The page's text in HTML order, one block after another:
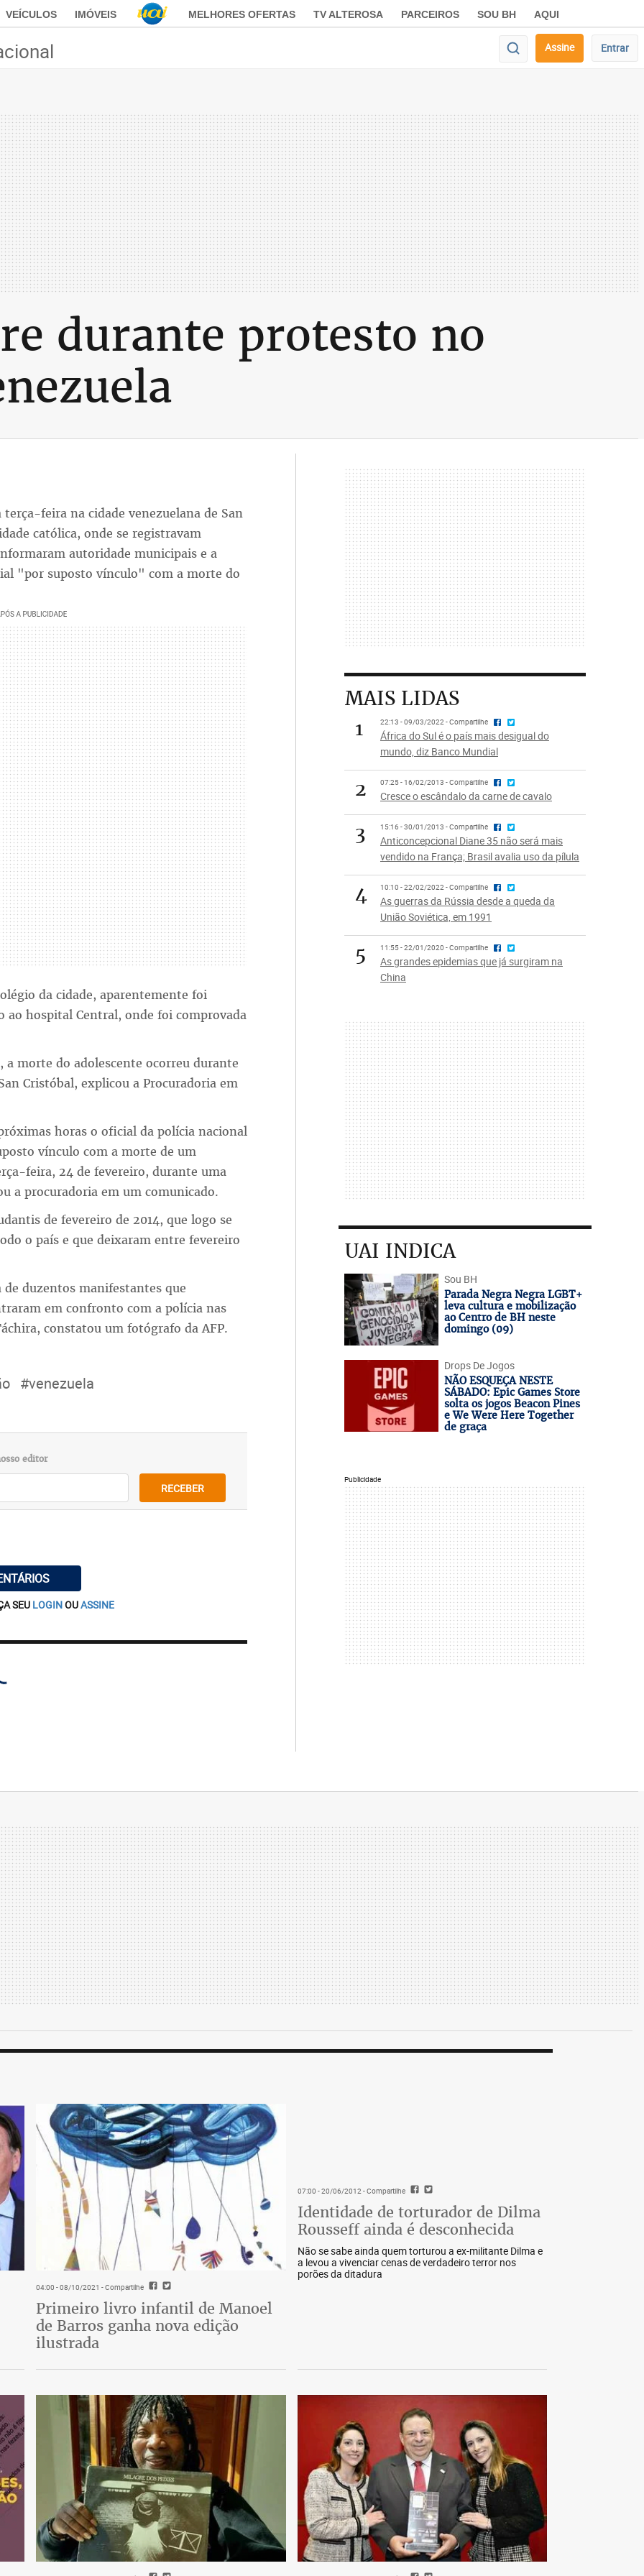
VEÍCULOS IMÓVEIS MELHORES OFERTAS TV ALTEROSA PARCEIROS SOU BH AQUI
Assine Entrar
durante protesto no
feira na cidade venezuelana de San
católica, onde se registravam
autoridade municipais e a
"por suposto vínculo" com a morte do
da cidade, aparentemente foi
hospital Central, onde foi comprovada
morte do adolescente ocorreu durante
Cristóbal, explicou a Procuradoria em
horas o oficial da polícia nacional
vínculo com a morte de um
feira, 24 de fevereiro, durante uma
a procuradoria em um comunicado.
de fevereiro de 2014, que logo se
o país e que deixaram entre fevereiro
duzentos manifestantes que
em confronto com a polícia nas
constatou um fotógrafo da AFP.
#venezuela
editor
RECEBER
SEU LOGINOUASSINE
MAIS LIDAS
1
22:13 - 09/03/2022 - Compartilhe
África do Sul é o país mais desigual do
mundo, diz Banco Mundial
2 07:25 - 16/02/2013 - Compartilhe
Cresce o escândalo da carne de cavalo
3 15:16 - 30/01/2013 - Compartilhe
Anticoncepcional Diane 35 não será mais
vendido na França; Brasil avalia uso da pílula
4 10:10 - 22/02/2022 - Compartilhe
As guerras da Rússia desde a queda da
União Soviética, em 1991
5 11:55 - 22/01/2020 - Compartilhe
As grandes epidemias que já surgiram na
China
UAI INDICA
Sou BH
Parada Negra Negra LGBT+
leva cultura e mobilização
ao Centro de BH neste
domingo (09)
Drops De Jogos
NÃO ESQUEÇA NESTE
SÁBADO: Epic Games Store
solta os jogos Beacon Pines
e We Were Here Together
de graça
Publicidade
04:00 - 08/10/2021 - Compartilhe
Primeiro livro infantil de Manoel
de Barros ganha nova edição
ilustrada
07:00 - 20/06/2012- Compartilhe
Identidade de torturador de Dilma
Rousseff ainda é desconhecida
Não se sabe ainda quem torturou a ex-militante Dilma e
a levou a vivenciar cenas de verdadeiro terror nos
porões da ditadura